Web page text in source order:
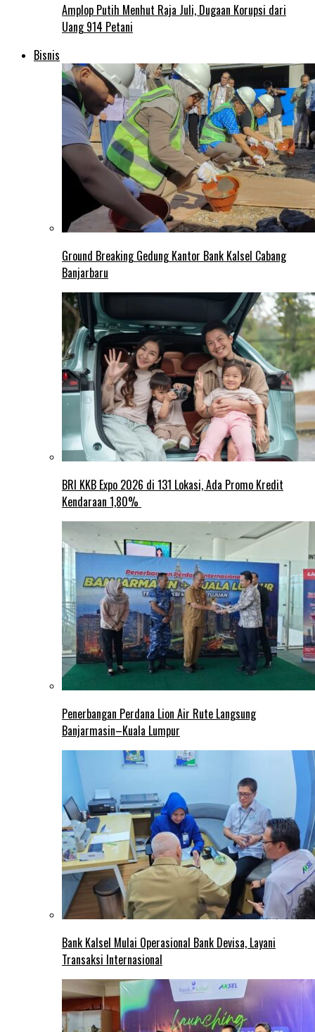
Amplop Putih Menhut Raja Juli, Dugaan Korupsi dari
Uang 914 Petani
Bisnis
Ground Breaking Gedung Kantor Bank Kalsel Cabang
Banjarbaru
BRI KKB Expo 2026 di 131 Lokasi, Ada Promo Kredit
Kendaraan 1,80%
Penerbangan Perdana Lion Air Rute Langsung
Banjarmasin–Kuala Lumpur
Bank Kalsel Mulai Operasional Bank Devisa, Layani
Transaksi Internasional